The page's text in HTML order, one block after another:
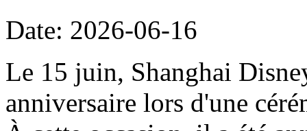
Date: 2026-06-16
Le 15 juin, Shanghai
anniversaire lors d'une